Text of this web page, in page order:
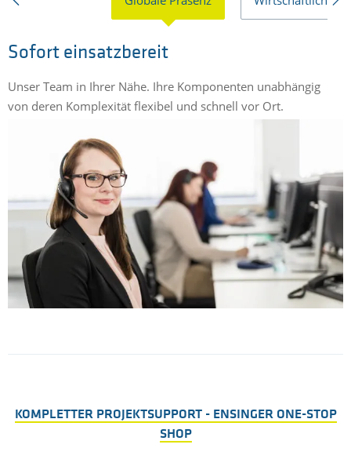
Sofort einsatzbereit
Unser Team in Ihrer Nähe. Ihre Komponenten unabhängig
von deren Komplexität flexibel und schnell vor Ort.
KOMPLETTER PROJEKTSUPPORT - ENSINGER ONE-STOP
SHOP